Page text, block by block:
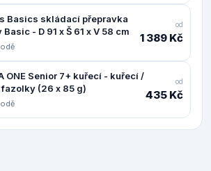
Basics skládací přepravka
Basic - D 91 x Š 61 x V 58 cm
od
1 389 Kč
ONE Senior 7+ kuřecí - kuřecí /
(26 x 85 g)
od
435 Kč